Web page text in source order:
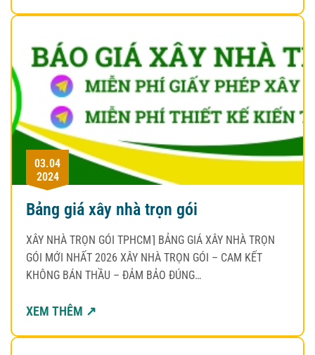
03.04
2024
Bảng giá xây nhà trọn gói
XÂY NHÀ TRỌN GÓI TPHCM⌉ BẢNG GIÁ XÂY NHÀ TRỌN
GÓI MỚI NHẤT 2026 XÂY NHÀ TRỌN GÓI – CAM KẾT
KHÔNG BÁN THẦU – ĐẢM BẢO ĐÚNG…
XEM THÊM ↗